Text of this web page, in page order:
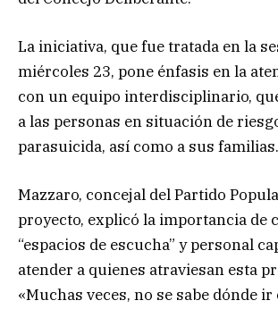
La iniciativa, que fue tratada en la
miércoles 23, pone énfasis en la
con un equipo interdisciplinario,
a las personas en situación de
parasuicida, así como a sus familias.
Mazzaro, concejal del Partido
proyecto, explicó la importancia de
“espacios de escucha” y personal
atender a quienes atraviesan esta
«Muchas veces, no se sabe dónde ir